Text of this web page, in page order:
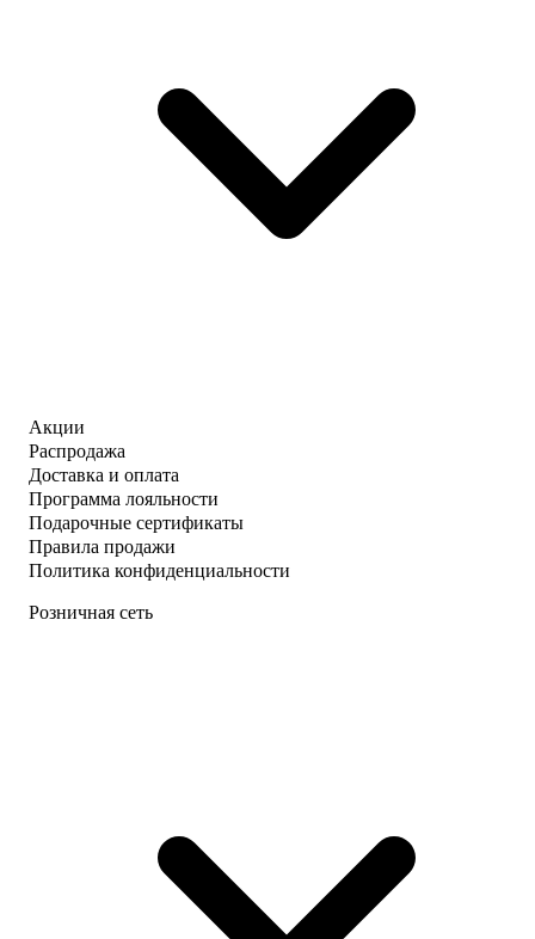
Акции
Распродажа
Доставка и оплата
Программа лояльности
Подарочные сертификаты
Правила продажи
Политика конфиденциальности
Розничная сеть